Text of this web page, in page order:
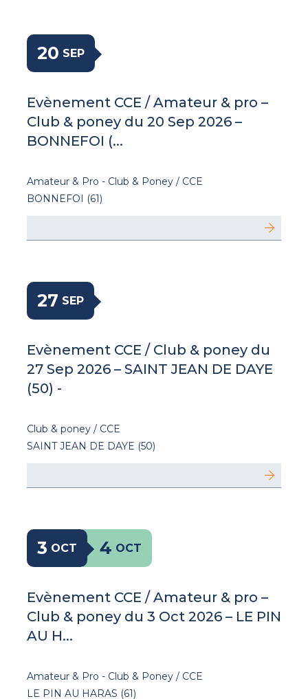
20 SEP
Evènement CCE / Amateur & pro –
Club & poney du 20 Sep 2026 –
BONNEFOI (...
Amateur & Pro - Club & Poney / CCE
BONNEFOI (61)
27 SEP
Evènement CCE / Club & poney du
27 Sep 2026 – SAINT JEAN DE DAYE
(50) -
Club & poney / CCE
SAINT JEAN DE DAYE (50)
3 OCT 4 OCT
Evènement CCE / Amateur & pro –
Club & poney du 3 Oct 2026 – LE PIN
AU H...
Amateur & Pro - Club & Poney / CCE
LE PIN AU HARAS (61)